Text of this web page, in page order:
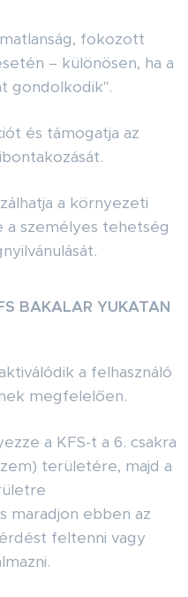
fokozott
– különösen, ha a
gondolkodik".
és támogatja az
a környezeti
személyes tehetség
BAKALAR YUKATAN
a felhasználó
megfelelően.
a KFS-t a 6. csakra
területére, majd a
maradjon ebben az
feltenni vagy